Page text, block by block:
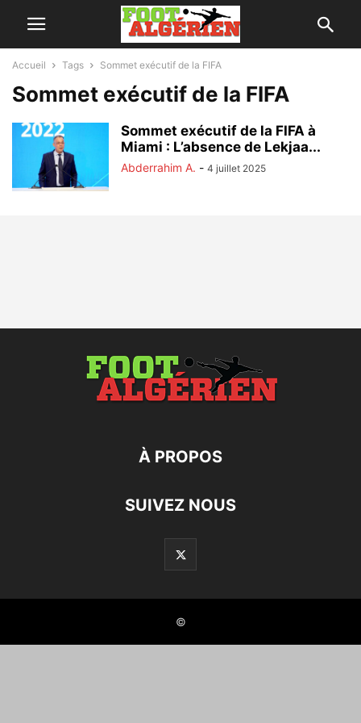
Accueil Tags Sommet exécutif de la FIFA
Sommet exécutif de la FIFA
Sommet exécutif de la FIFA à
Miami : L’absence de Lekjaa...
Abderrahim A. - 4 juillet 2025
À PROPOS
SUIVEZ NOUS
©